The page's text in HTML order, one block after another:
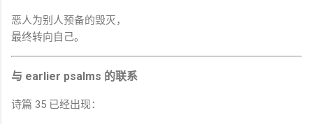
恶人为别人预备的毁灭，
最终转向自己。
与 earlier psalms 的联系
诗篇 35 已经出现：